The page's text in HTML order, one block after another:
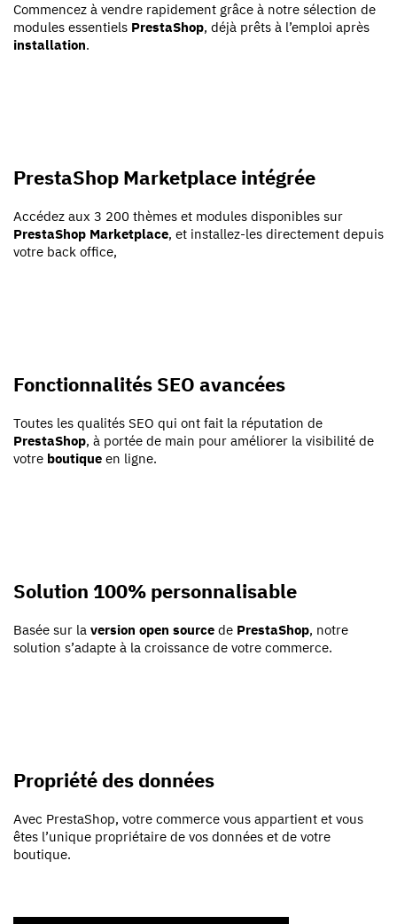
Commencez à vendre rapidement grâce à notre sélection de
modules essentiels PrestaShop, déjà prêts à l’emploi après
installation.
PrestaShop Marketplace intégrée
Accédez aux 3 200 thèmes et modules disponibles sur
PrestaShop Marketplace, et installez-les directement depuis
votre back office,
Fonctionnalités SEO avancées
Toutes les qualités SEO qui ont fait la réputation de
PrestaShop, à portée de main pour améliorer la visibilité de
votre boutique en ligne.
Solution 100% personnalisable
Basée sur la version open source de PrestaShop, notre
solution s’adapte à la croissance de votre commerce.
Propriété des données
Avec PrestaShop, votre commerce vous appartient et vous
êtes l’unique propriétaire de vos données et de votre
boutique.